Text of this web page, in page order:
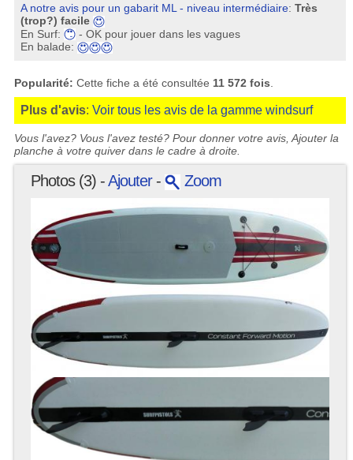
A notre avis pour un gabarit ML - niveau intermédiaire:Très
(trop?) facile
En Surf:
- OK pour jouer dans les vagues
En balade:
Popularité: Cette fiche a été consultée 11 572 fois
Plus d'avis:Voir tous les avis de la gamme windsurf
Vous l'avez? Vous l'avez testé? Pour donner votre avis, Ajouter la
planche à votre quiver dans le cadre à droite.
Photos (3) -Ajouter- Zoom